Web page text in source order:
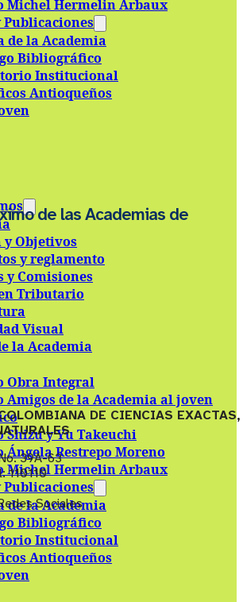
Skip to footer
Michel Hermelin Arbaux
de la Academia
Bibliográfico
Institucional
Antioqueños
y Objetivos
y reglamento
y Comisiones
Tributario
Visual
la Academia
Obra Integral
Amigos de la Academia al joven
Shizu y Yu Takeuchi
Ángela Restrepo Moreno
Michel Hermelin Arbaux
de la Academia
Bibliográfico
Institucional
Antioqueños
de las Academias de
DE CIENCIAS EXACTAS,
39A-63
110110
Sociales